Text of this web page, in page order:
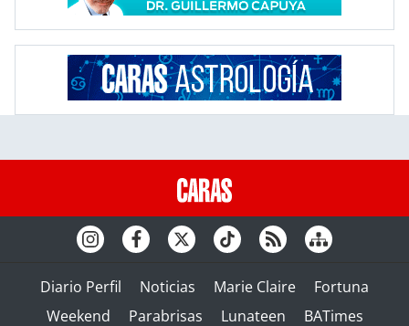
Diario Perfil Noticias Marie Claire
Fortuna
Weekend
Parabrisas Lunateen BATimes